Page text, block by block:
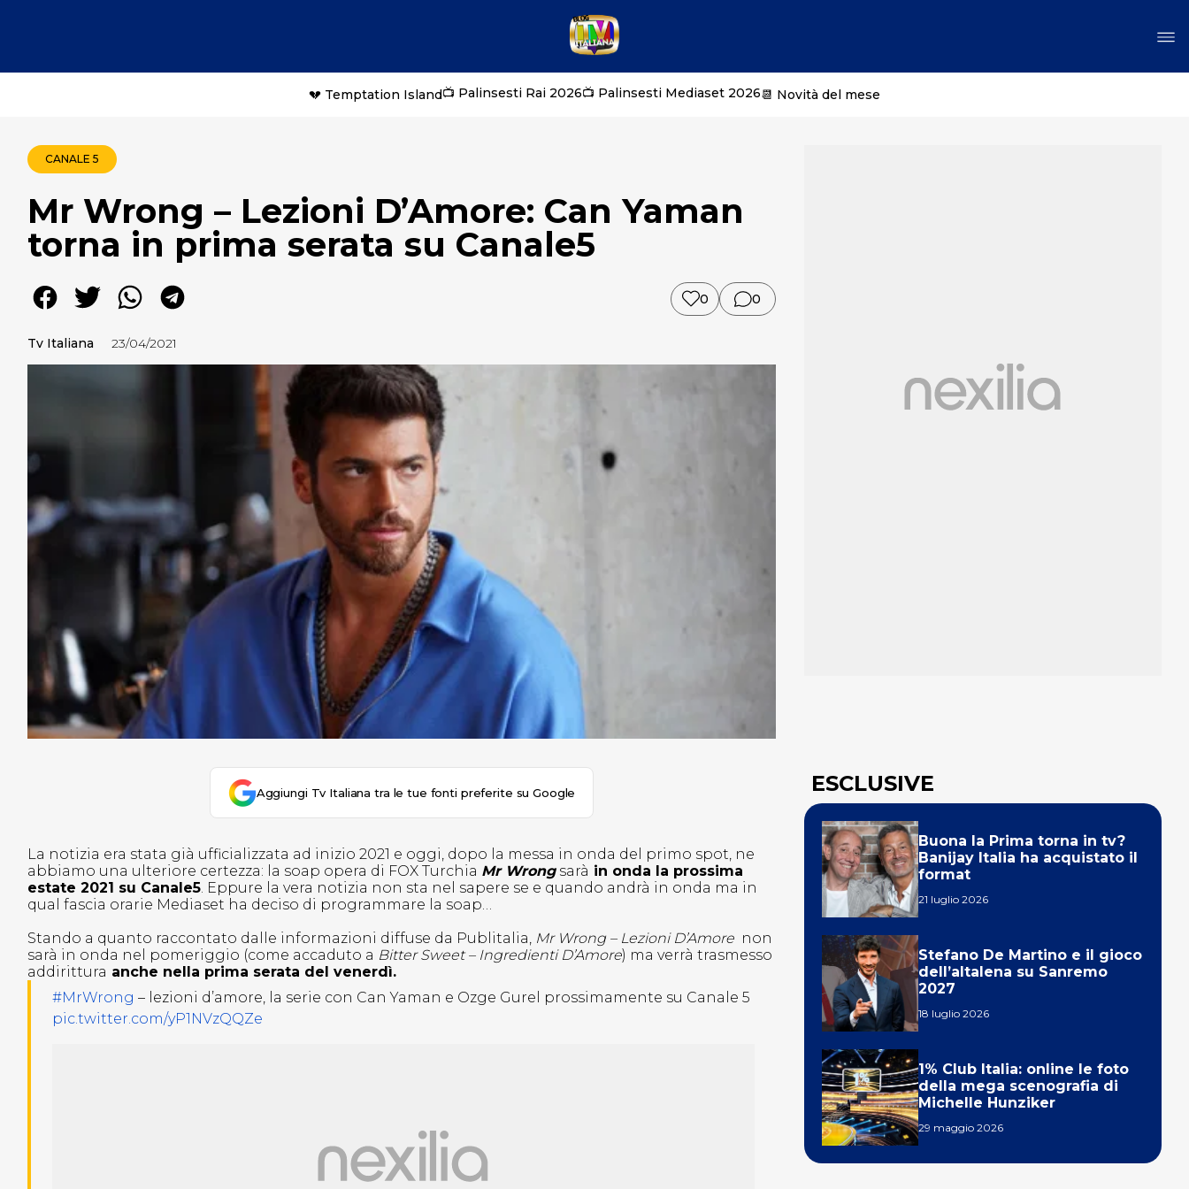
💔 Temptation Island📺 Palinsesti Rai 2026📺 Palinsesti Mediaset 2026📆 Novità del mese
CANALE 5
Mr Wrong – Lezioni D’Amore: Can Yaman
torna in prima serata su Canale5
0 0
Tv Italiana 23/04/2021
Aggiungi Tv Italiana tra le tue fonti preferite su Google
La notizia era stata già ufficializzata ad inizio 2021 e oggi, dopo la messa in onda del primo spot, ne
abbiamo una ulteriore certezza: la soap opera di FOX Turchia Mr Wrongsarà in onda la prossima
estate 2021 su Canale5. Eppure la vera notizia non sta nel sapere se e quando andrà in onda ma in
qual fascia orarie Mediaset ha deciso di programmare la soap…
Stando a quanto raccontato dalle informazioni diffuse da Publitalia, Mr Wrong – Lezioni D’Amore non
sarà in onda nel pomeriggio (come accaduto a Bitter Sweet – Ingredienti D’Amore) ma verrà trasmesso
addirittura anche nella prima serata del venerdì.
#MrWrong – lezioni d’amore, la serie con Can Yaman e Ozge Gurel prossimamente su Canale 5
pic.twitter.com/yP1NVzQQZe
ESCLUSIVE
Buona la Prima torna in tv?
Banijay Italia ha acquistato il
format
21 luglio 2026
Stefano De Martino e il gioco
dell’altalena su Sanremo
2027
18 luglio 2026
1% Club Italia: online le foto
della mega scenografia di
Michelle Hunziker
29 maggio 2026